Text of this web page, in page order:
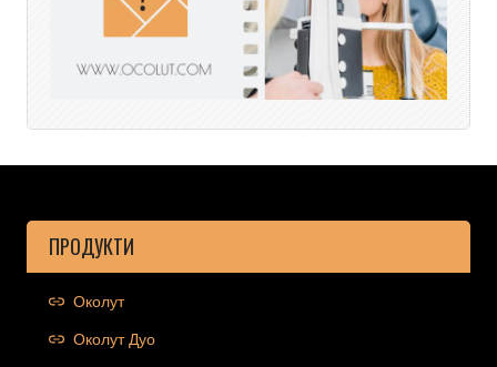
ПРОДУКТИ
Околут
Околут Дуо